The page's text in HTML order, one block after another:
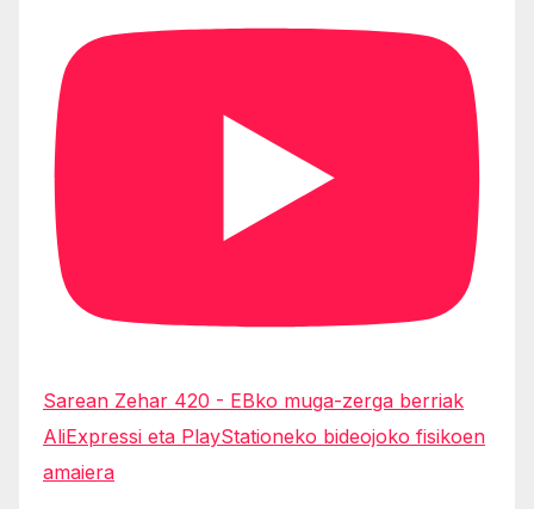
Sarean Zehar 420 - EBko muga-zerga berriak
AliExpressi eta PlayStationeko bideojoko fisikoen
amaiera